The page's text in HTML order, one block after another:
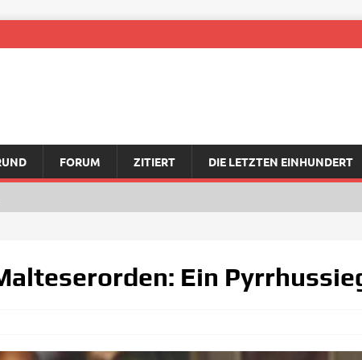
FORUM ZITIERT DIE LETZTEN EINHUNDERT
Ein